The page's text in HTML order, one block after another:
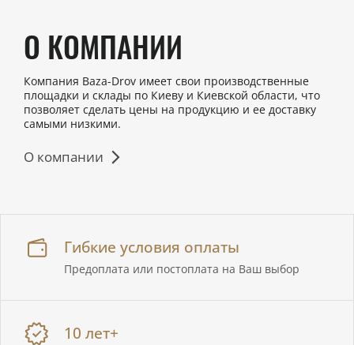
О КОМПАНИИ
Компания Baza-Drov имеет свои производственные
площадки и склады по Киеву и Киевской области, что
позволяет сделать цены на продукцию и ее доставку
самыми низкими.
О компании
Гибкие условия оплаты
Предоплата или постоплата на Ваш выбор
10 лет+